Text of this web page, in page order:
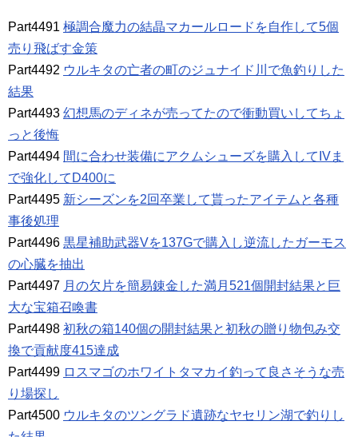
Part4491 極調合魔力の結晶マカールロードを自作して5個
売り飛ばす金策
Part4492 ウルキタの亡者の町のジュナイド川で魚釣りした
結果
Part4493 幻想馬のディネが売ってたので衝動買いしてちょ
っと後悔
Part4494 間に合わせ装備にアクムシューズを購入してIVま
で強化してD400に
Part4495 新シーズンを2回卒業して貰ったアイテムと各種
事後処理
Part4496 黒星補助武器Vを137Gで購入し逆流したガーモス
の心臓を抽出
Part4497 月の欠片を簡易錬金した満月521個開封結果と巨
大な宝箱召喚書
Part4498 初秋の箱140個の開封結果と初秋の贈り物包み交
換で貢献度415達成
Part4499 ロスマゴのホワイトタマカイ釣って良さそうな売
り場探し
Part4500 ウルキタのツングラド遺跡なヤセリン湖で釣りし